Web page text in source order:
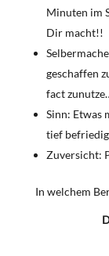
Minuten im
Dir macht!!
geschaffen
fact
Sinn: Etwas
tief
Zuversicht:
In welchem